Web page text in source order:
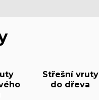
Střešní vruty
do dřeva